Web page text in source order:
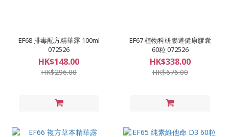
EF68 排毒配方精華露 100ml
072526
HK$148.00
HK$296.00
EF67 植物科研腸道健康膠囊
60粒 072526
HK$338.00
HK$676.00